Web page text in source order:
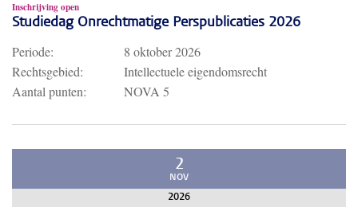
Inschrijving open
Studiedag Onrechtmatige Perspublicaties 2026
Periode:
8 oktober 2026
Rechtsgebied:
Intellectuele eigendomsrecht
Aantal punten:
NOVA 5
2
NOV
2026